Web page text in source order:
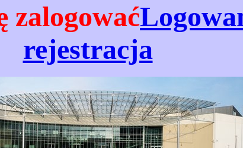
zalogować
rejestracja